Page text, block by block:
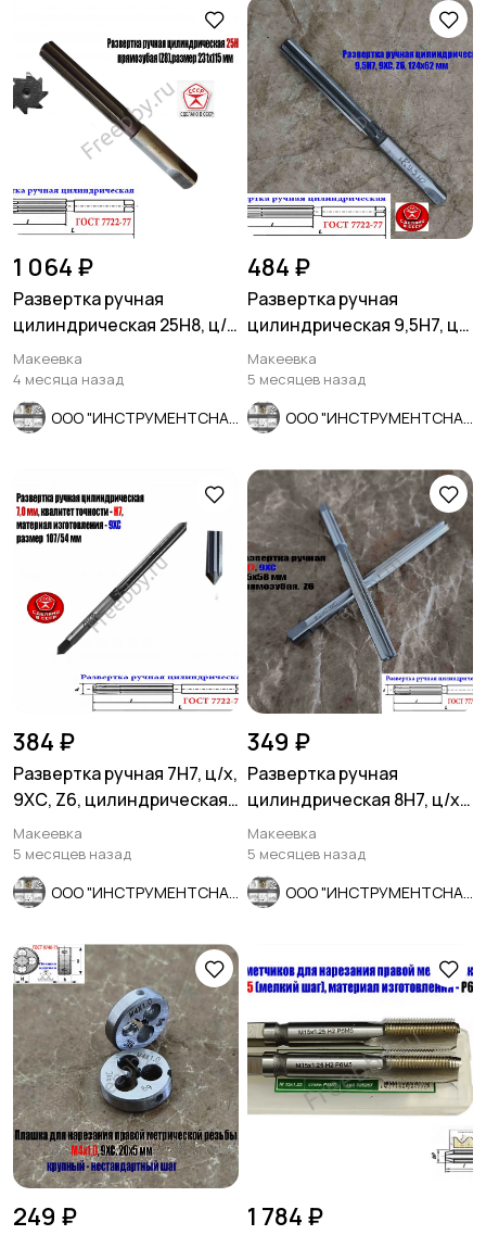
1 064 ₽
Развертка ручная
цилиндрическая 25Н8, ц/
х, 9ХС, 231/115 мм, Z8,
СССР.
Макеевка
4 месяца назад
484 ₽
Развертка ручная
цилиндрическая 9,5Н7, ц/
х, 9ХС, Z6, 124/62 мм,
СССР.
Макеевка
5 месяцев назад
384 ₽
Развертка ручная 7Н7, ц/х,
9ХС, Z6, цилиндрическая,
107/54 мм, СССР.
Макеевка
5 месяцев назад
349 ₽
Развертка ручная
цилиндрическая 8Н7, ц/х,
9ХС, Z6, прямозубая,
115/58.
Макеевка
5 месяцев назад
249 ₽ 1 784 ₽